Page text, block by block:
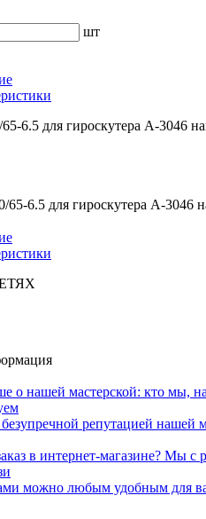
шт
6.5 для гироскутера A-3046
6.5 для гироскутера A-3046
о нашей мастерской: кто мы,
репутацией нашей
в интернет-магазине? Мы с
можно любым удобным для